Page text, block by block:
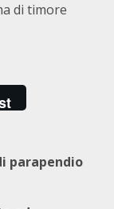
di timore
parapendio